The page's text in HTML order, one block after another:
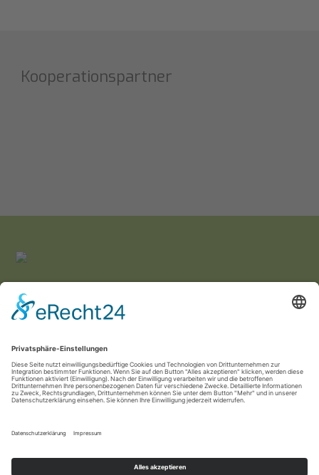
Kooperationspartner
Viertelsweg 57a
info(at)teamirmivereint.de
0341 - 248 534 57
Impressum Datenschutz